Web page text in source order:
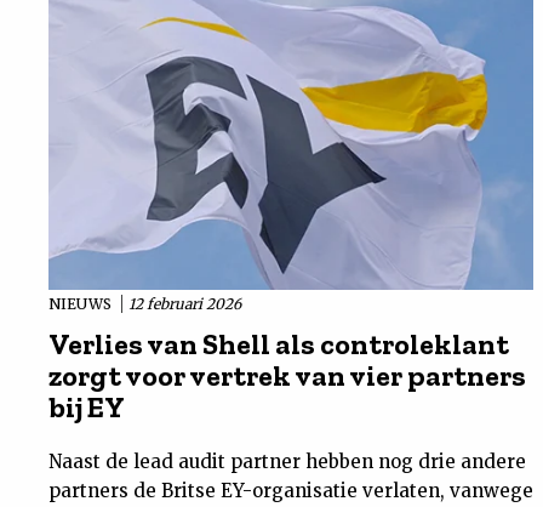
NIEUWS 12 februari 2026
Verlies van Shell als controleklant
zorgt voor vertrek van vier partners
bij EY
Naast de lead audit partner hebben nog drie andere
partners de Britse EY-organisatie verlaten, vanwege